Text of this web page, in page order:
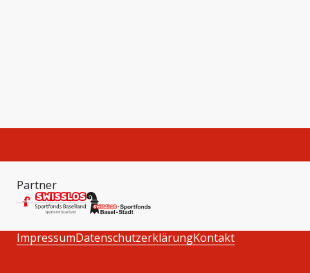
Partner
ImpressumDatenschutzerklärungKontakt